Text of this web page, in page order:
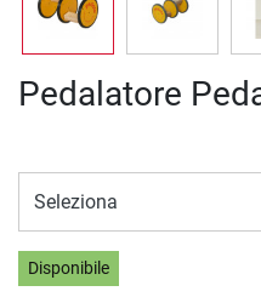
Pedalatore
Seleziona
Disponibile